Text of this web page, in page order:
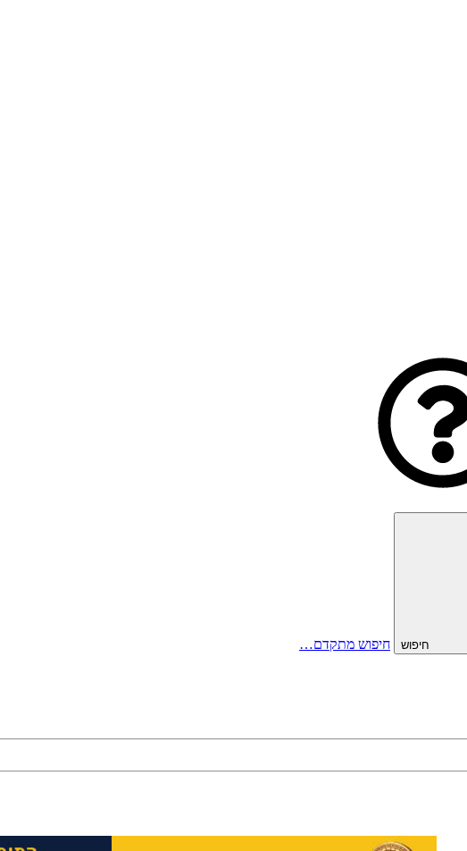
חיפוש חיפוש מתקדם…